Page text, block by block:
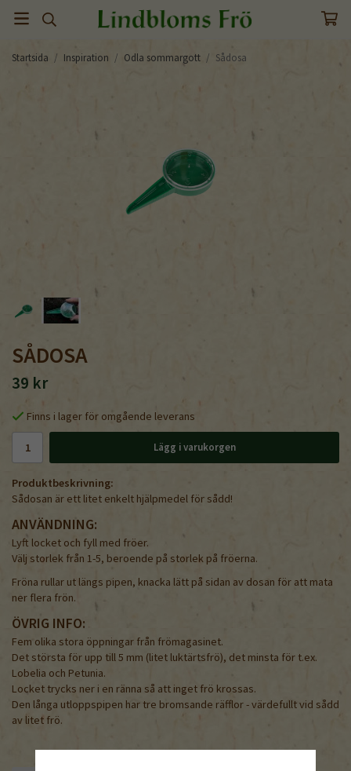
Startsida / Inspiration / Odla sommargott / Sådosa
SÅDOSA
39 kr
Finns i lager för omgående leverans
Lägg i varukorgen
Produktbeskrivning:
Sådosan är ett litet enkelt hjälpmedel för sådd!
ANVÄNDNING:
Lyft locket och fyll med fröer.
Välj storlek från 1-5, beroende på storlek på fröerna.
Fröna rullar ut längs pipen, knacka lätt på sidan av dosan för att mata
ner flera frön.
ÖVRIG INFO:
Fem olika stora öppningar från frömagasinet.
Det största för upp till 5 mm (litet luktärtsfrö), det minsta för t.ex.
Lobelia och Petunia.
Locket trycks ner i en ränna så att inget frö krossas.
Den långa utloppspipen har tre bromsande räfflor - värdefullt vid sådd
av litet frö.